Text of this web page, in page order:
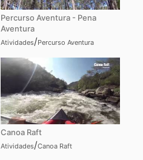
Percurso Aventura - Pena
Aventura
Atividades/Percurso Aventura
Canoa Raft
Atividades/Canoa Raft